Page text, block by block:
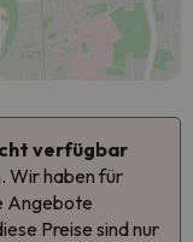
verfügbar
Wir haben für
Angebote
Preise sind nur